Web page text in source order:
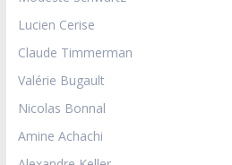
Lucien Cerise
Claude Timmerman
Valérie Bugault
Nicolas Bonnal
Amine Achachi